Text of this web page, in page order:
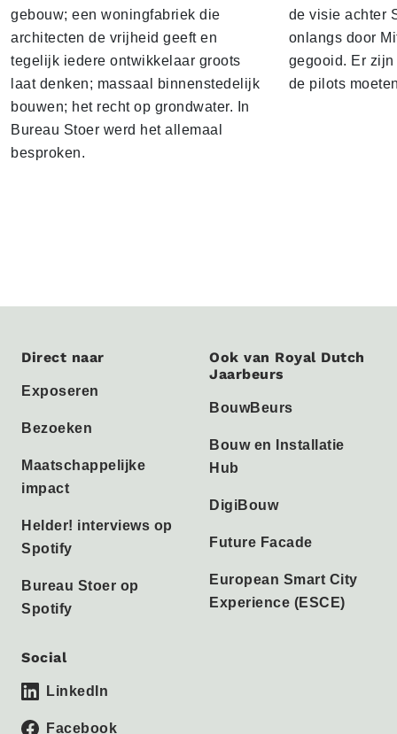
gebouw; een woningfabriek die
architecten de vrijheid geeft en
tegelijk iedere ontwikkelaar groots
laat denken; massaal binnenstedelijk
bouwen; het recht op grondwater. In
Bureau Stoer werd het allemaal
besproken.
de visie achter
onlangs door
gegooid. Er
de pilots
Direct naar
Exposeren
Bezoeken
Maatschappelijke
impact
Helder! interviews op
Spotify
Bureau Stoer op
Spotify
Ook van Royal Dutch
Jaarbeurs
BouwBeurs
Bouw en Installatie
Hub
DigiBouw
Future Facade
European Smart City
Experience (ESCE)
Social
LinkedIn
Facebook